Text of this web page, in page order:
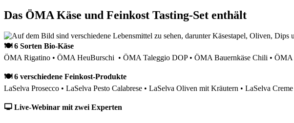
Das ÖMA Käse und Feinkost Tasting-Set enthält
🍽 6 Sorten Bio-Käse
ÖMA Rigatino • ÖMA HeuBurschi • ÖMA Taleggio DOP • ÖMA Bauernkäse Chili •
🍽 6 verschiedene Feinkost-Produkte
LaSelva Prosecco • LaSelva Pesto Calabrese • LaSelva Oliven mit Kräutern • LaSelva
🖵 Live-Webinar mit zwei Experten